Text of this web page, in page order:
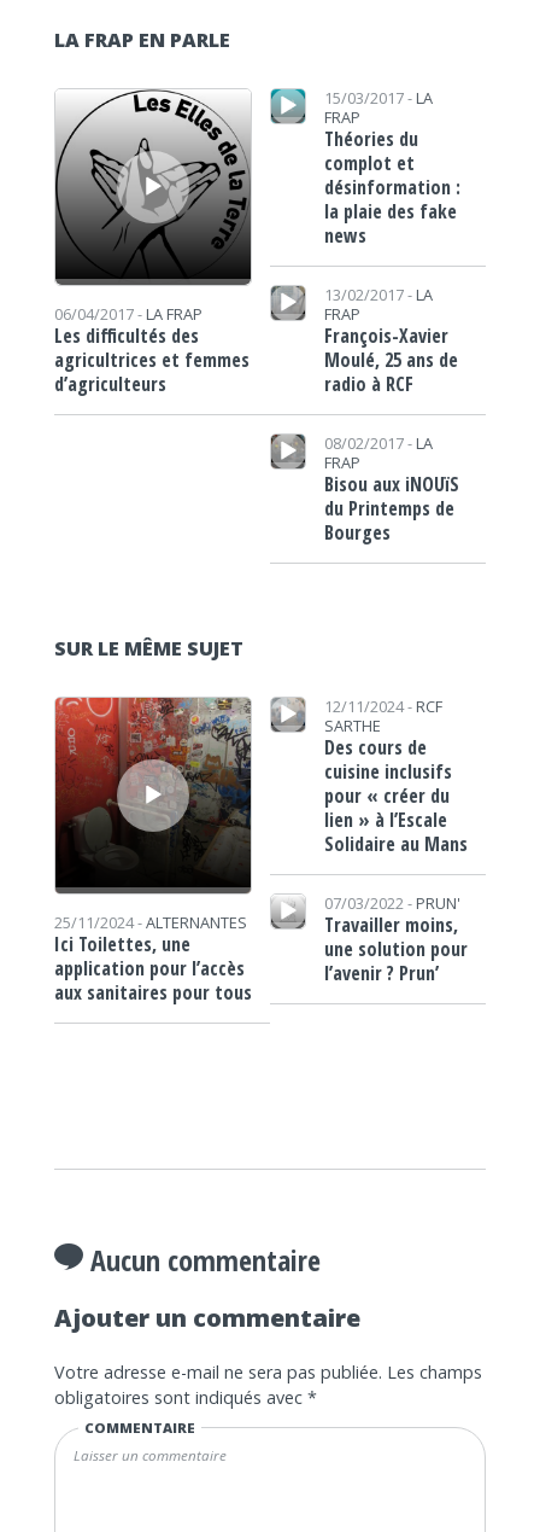
LA FRAP EN PARLE
Lecteur audio
06/04/2017 - LA FRAP
Les difficultés des
agricultrices et femmes
d’agriculteurs
Lecteur audio 15/03/2017 - LA
FRAP
Théories du
complot et
désinformation :
la plaie des fake
news
Lecteur audio
13/02/2017 - LA
FRAP
François-Xavier
Moulé, 25 ans de
radio à RCF
Lecteur audio
08/02/2017 - LA
FRAP
Bisou aux iNOUïS
du Printemps de
Bourges
SUR LE MÊME SUJET
Lecteur audio
25/11/2024 -ALTERNANTES
Ici Toilettes, une
application pour l’accès
aux sanitaires pour tous
Lecteur audio 12/11/2024 - RCF
SARTHE
Des cours de
cuisine inclusifs
pour « créer du
lien » à l’Escale
Solidaire au Mans
Lecteur audio
07/03/2022 - PRUN'
Travailler moins,
une solution pour
l’avenir ? Prun’
Aucun commentaire
Ajouter un commentaire
Votre adresse e-mail ne sera pas publiée. Les champs
obligatoires sont indiqués avec *
COMMENTAIRE